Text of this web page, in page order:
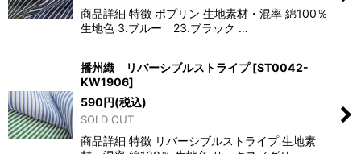
商品詳細 特徴 ポプリン 生地素材・混率 綿100％
生地色 3.ブルー 23.ブラック …
播州織 リバーシブルストライプ [ST0042-
KW1906]
590円(税込)
SOLD OUT
商品詳細 特徴 リバーシブルストライプ 生地素